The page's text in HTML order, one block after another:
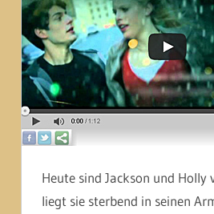
Heute sind Jackson und Holly
liegt sie sterbend in seinen